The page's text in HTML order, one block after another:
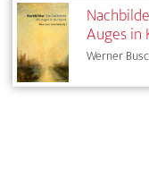
Auges in
Werner